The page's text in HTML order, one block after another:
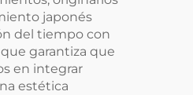
japonés
del tiempo con
garantiza que
en integrar
estética